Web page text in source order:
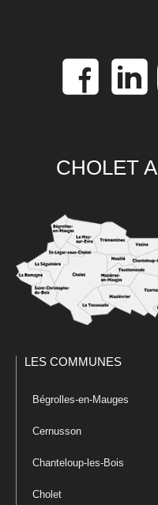
CHOLET
LES COMMUNES
Bégrolles-en-Mauges
Cernusson
Chanteloup-les-Bois
Cholet